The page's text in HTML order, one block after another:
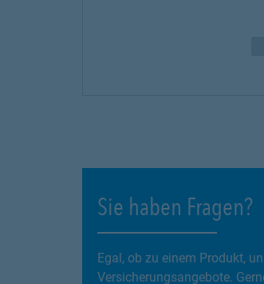
Sie haben Fragen?
Egal, ob zu einem Produkt,
Versicherungsangebote.